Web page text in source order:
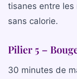
tisanes entre
sans calorie.
Pilier 5 –
30 minutes de